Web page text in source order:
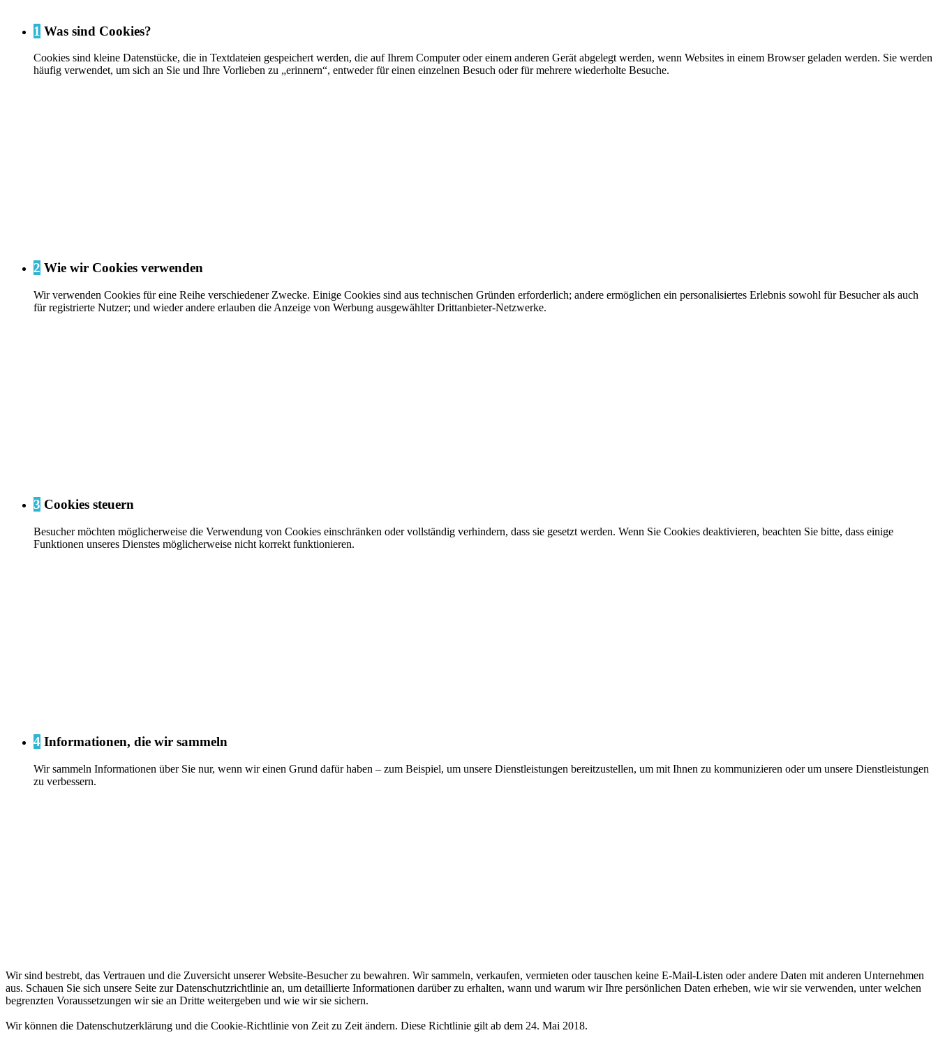
1 Was sind Cookies?
Cookies sind kleine Datenstücke, die in Textdateien gespeichert werden, die auf Ihrem Computer oder einem anderen Gerät abgelegt werden, wenn Websites in einem Browser geladen werden. Sie werden
häufig verwendet, um sich an Sie und Ihre Vorlieben zu „erinnern“, entweder für einen einzelnen Besuch oder für mehrere wiederholte Besuche.
2 Wie wir Cookies verwenden
Wir verwenden Cookies für eine Reihe verschiedener Zwecke. Einige Cookies sind aus technischen Gründen erforderlich; andere ermöglichen ein personalisiertes Erlebnis sowohl für Besucher als auch
für registrierte Nutzer; und wieder andere erlauben die Anzeige von Werbung ausgewählter Drittanbieter-Netzwerke.
3 Cookies steuern
Besucher möchten möglicherweise die Verwendung von Cookies einschränken oder vollständig verhindern, dass sie gesetzt werden. Wenn Sie Cookies deaktivieren, beachten Sie bitte, dass einige
Funktionen unseres Dienstes möglicherweise nicht korrekt funktionieren.
4 Informationen, die wir sammeln
Wir sammeln Informationen über Sie nur, wenn wir einen Grund dafür haben – zum Beispiel, um unsere Dienstleistungen bereitzustellen, um mit Ihnen zu kommunizieren oder um unsere Dienstleistungen
zu verbessern.
Wir sind bestrebt, das Vertrauen und die Zuversicht unserer Website-Besucher zu bewahren. Wir sammeln, verkaufen, vermieten oder tauschen keine E-Mail-Listen oder andere Daten mit anderen Unternehmen
aus. Schauen Sie sich unsere Seite zur Datenschutzrichtlinie an, um detaillierte Informationen darüber zu erhalten, wann und warum wir Ihre persönlichen Daten erheben, wie wir sie verwenden, unter welchen
begrenzten Voraussetzungen wir sie an Dritte weitergeben und wie wir sie sichern.
Wir können die Datenschutzerklärung und die Cookie-Richtlinie von Zeit zu Zeit ändern. Diese Richtlinie gilt ab dem 24. Mai 2018.